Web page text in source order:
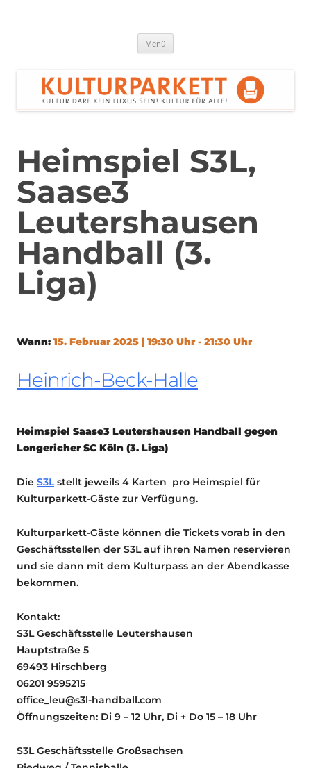
Menü
Heimspiel S3L,
Saase3
Leutershausen
Handball (3.
Liga)
Wann: 15. Februar 2025 | 19:30 Uhr - 21:30 Uhr
Heinrich-Beck-Halle
Heimspiel Saase3 Leutershausen Handball gegen
Longericher SC Köln (3. Liga)
Die S3Lstellt jeweils 4 Karten pro Heimspiel für
Kulturparkett-Gäste zur Verfügung.
Kulturparkett-Gäste können die Tickets vorab in den
Geschäftsstellen der S3L auf ihren Namen reservieren
und sie dann mit dem Kulturpass an der Abendkasse
bekommen.
Kontakt:
S3L Geschäftsstelle Leutershausen
Hauptstraße 5
69493 Hirschberg
06201 9595215
office_leu@s3l-handball.com
Öffnungszeiten: Di 9 – 12 Uhr, Di + Do 15 – 18 Uhr
S3L Geschäftsstelle Großsachsen